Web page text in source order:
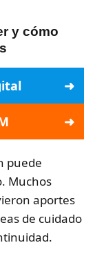
y cómo
puede
Muchos
aportes
de cuidado